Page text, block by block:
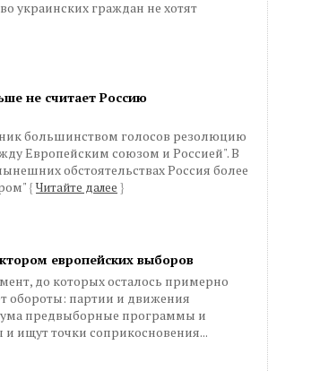
украинских граждан не хотят
не считает Россию
большинством голосов резолюцию
Европейским союзом и Россией". В
обстоятельствах Россия более
{ Читайте далее }
европейских выборов
до которых осталось примерно
обороты: партии и движения
предвыборные программы и
ищут точки соприкосновения...